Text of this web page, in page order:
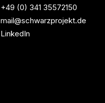
+49 (0) 341 35572150
mail@schwarzprojekt.de
LinkedIn